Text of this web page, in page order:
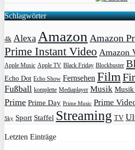
Schlagwörter
4k AlexaAmazon Amazon
Prime Instant Video Amazon
Apple Music Apple TV Black Friday Blockbuster
Echo Dot Echo Show Fernsehen Film
Fußball komplette Mediaplayer Musik Musik
Prime Prime Day Prime Music Prime
Sky Sport Staffel Streaming TV
Letzten Einträge